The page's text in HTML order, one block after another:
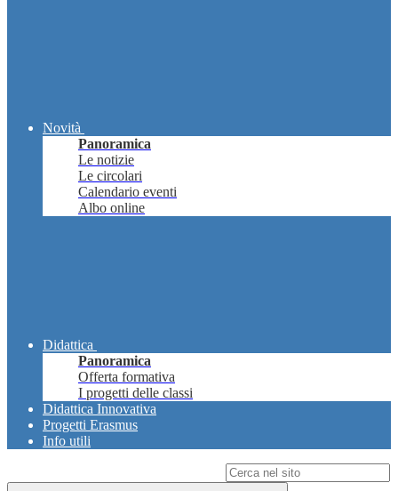
Novità
Panoramica
Le notizie
Le circolari
Calendario eventi
Albo online
Didattica
Panoramica
Offerta formativa
I progetti delle classi
Didattica Innovativa
Progetti Erasmus
Info utili